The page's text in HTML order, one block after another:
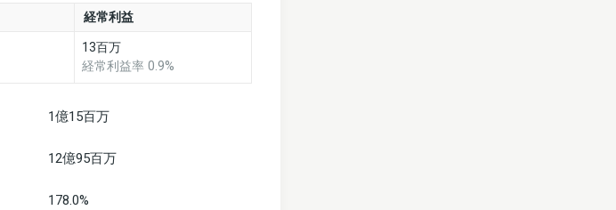
経常利益
13百万
経常利益率 0.9%
1億15百万
12億95百万
178.0%